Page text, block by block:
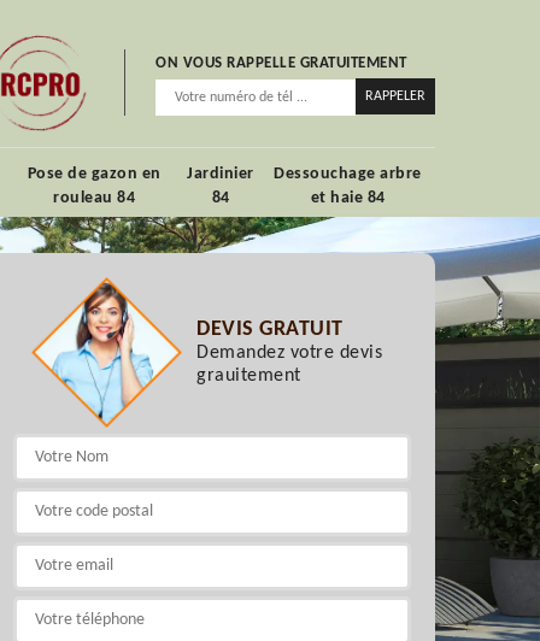
ON VOUS RAPPELLE GRATUITEMENT
Pose de gazon en
rouleau 84
Jardinier
84
Dessouchage arbre
et haie 84
DEVIS GRATUIT
Demandez votre devis
grauitement